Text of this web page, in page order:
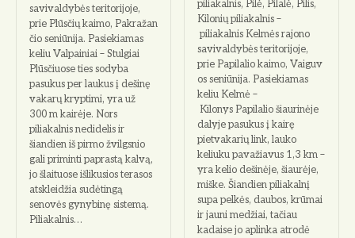
savivaldybės teritorijoje,
prie Plūsčių kaimo, Pakražan
čio seniūnija. Pasiekiamas
keliu Valpainiai – Stulgiai
Plūsčiuose ties sodyba
pasukus per laukus į dešinę
vakarų kryptimi, yra už
300 m kairėje. Nors
piliakalnis nedidelis ir
šiandien iš pirmo žvilgsnio
gali priminti paprastą kalvą,
jo šlaituose išlikusios terasos
atskleidžia sudėtingą
senovės gynybinę sistemą.
Piliakalnis…
piliakalnis, Pilė, Pilalė, Pilis,
Kilonių piliakalnis –
piliakalnis Kelmės rajono
savivaldybės teritorijoje,
prie Papilalio kaimo, Vaiguv
os seniūnija. Pasiekiamas
keliu Kelmė –
Kilonys Papilalio šiaurinėje
dalyje pasukus į kairę
pietvakarių link, lauko
keliuku pavažiavus 1,3 km –
yra kelio dešinėje, šiaurėje,
miške. Šiandien piliakalnį
supa pelkės, daubos, krūmai
ir jauni medžiai, tačiau
kadaise jo aplinka atrodė